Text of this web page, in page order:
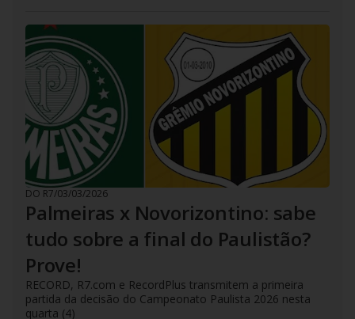
DO R7/03/03/2026
Palmeiras x Novorizontino: sabe
tudo sobre a final do Paulistão?
Prove!
RECORD, R7.com e RecordPlus transmitem a primeira
partida da decisão do Campeonato Paulista 2026 nesta
quarta (4)